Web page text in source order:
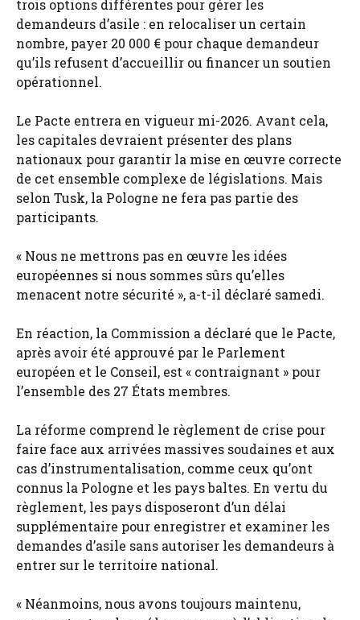
trois options différentes pour gérer les
demandeurs d’asile : en relocaliser un certain
nombre, payer 20 000 € pour chaque demandeur
qu’ils refusent d’accueillir ou financer un soutien
opérationnel.
Le Pacte entrera en vigueur mi-2026. Avant cela,
les capitales devraient présenter des plans
nationaux pour garantir la mise en œuvre correcte
de cet ensemble complexe de législations. Mais
selon Tusk, la Pologne ne fera pas partie des
participants.
« Nous ne mettrons pas en œuvre les idées
européennes si nous sommes sûrs qu’elles
menacent notre sécurité », a-t-il déclaré samedi.
En réaction, la Commission a déclaré que le Pacte,
après avoir été approuvé par le Parlement
européen et le Conseil, est « contraignant » pour
l’ensemble des 27 États membres.
La réforme comprend le règlement de crise pour
faire face aux arrivées massives soudaines et aux
cas d’instrumentalisation, comme ceux qu’ont
connus la Pologne et les pays baltes. En vertu du
règlement, les pays disposeront d’un délai
supplémentaire pour enregistrer et examiner les
demandes d’asile sans autoriser les demandeurs à
entrer sur le territoire national.
« Néanmoins, nous avons toujours maintenu,